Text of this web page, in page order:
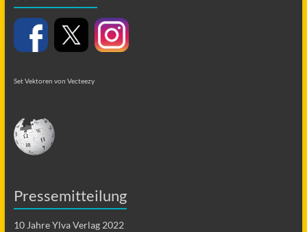
Set Vektoren von Vecteezy
Pressemitteilung
10 Jahre Ylva Verlag 2022